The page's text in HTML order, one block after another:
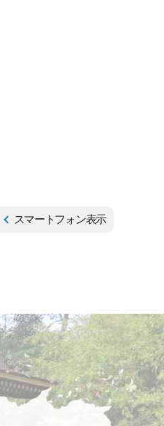
スマートフォン表示